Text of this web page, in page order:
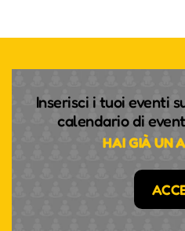
Inserisci i tuoi eventi
calendario di
HAI GIÀ UN